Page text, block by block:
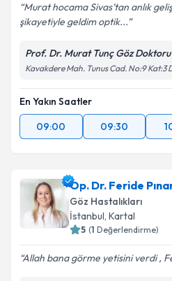
Murat hocama Sivas’tan anlık
şikayetiyle geldim optik...
Prof. Dr. Murat Tunç Göz Doktoru
Kavakdere Mah. Tunus Cad. No:9 Kat:3
En Yakın Saatler
09:00
09:30
Op. Dr. Feride
Göz Hastalıkları
İstanbul, Kartal
5 (1 Değerlendirme)
Allah bana görme yetisini verdi ,